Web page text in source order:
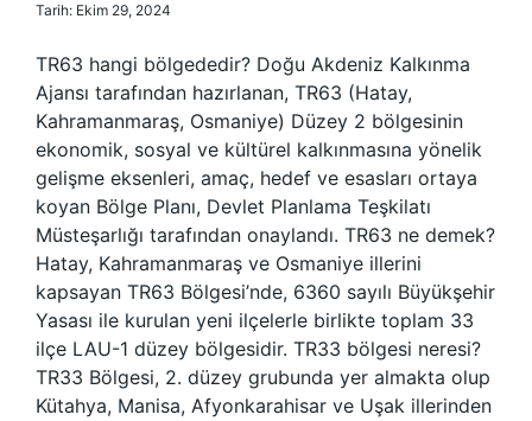
Tarih: Ekim 29, 2024
TR63 hangi bölgededir? Doğu Akdeniz Kalkınma
Ajansı tarafından hazırlanan, TR63 (Hatay,
Kahramanmaraş, Osmaniye) Düzey 2 bölgesinin
ekonomik, sosyal ve kültürel kalkınmasına yönelik
gelişme eksenleri, amaç, hedef ve esasları ortaya
koyan Bölge Planı, Devlet Planlama Teşkilatı
Müsteşarlığı tarafından onaylandı. TR63 ne demek?
Hatay, Kahramanmaraş ve Osmaniye illerini
kapsayan TR63 Bölgesi’nde, 6360 sayılı Büyükşehir
Yasası ile kurulan yeni ilçelerle birlikte toplam 33
ilçe LAU-1 düzey bölgesidir. TR33 bölgesi neresi?
TR33 Bölgesi, 2. düzey grubunda yer almakta olup
Kütahya, Manisa, Afyonkarahisar ve Uşak illerinden